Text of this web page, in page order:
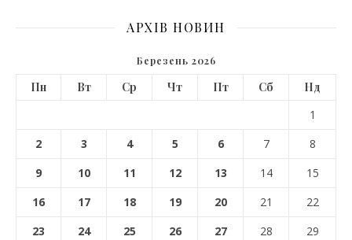
АРХІВ НОВИН
Березень 2026
Пн Вт Ср Чт Пт Сб
Нд
1
2
3 4 5 6 7
8
9
10 11 12 13 14
15
16
17 18 19 20 21
22
23
24 25 26 27 28
29